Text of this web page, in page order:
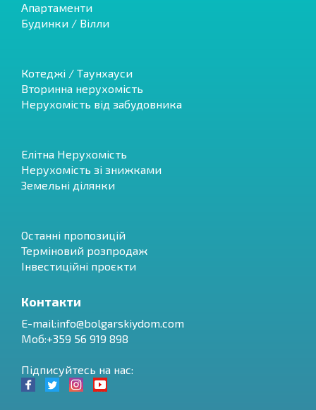
Апартаменти
Будинки / Вілли
Котеджі / Таунхауси
Вторинна нерухомість
Нерухомість від забудовника
Елітна Нерухомість
Нерухомість зі знижками
Земельні ділянки
Останні пропозицій
Терміновий розпродаж
Інвестиційні проєкти
Контакти
E-mail:info@bolgarskiydom.com
Моб:+359 56 919 898
Підписуйтесь на нас: